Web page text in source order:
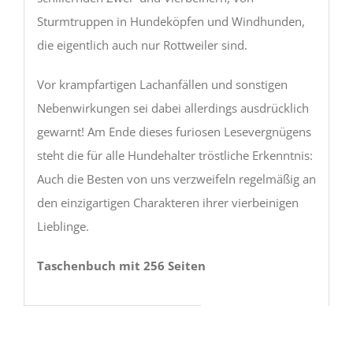
Sturmtruppen in Hundeköpfen und Windhunden,
die eigentlich auch nur Rottweiler sind.
Vor krampfartigen Lachanfällen und sonstigen
Nebenwirkungen sei dabei allerdings ausdrücklich
gewarnt! Am Ende dieses furiosen Lesevergnügens
steht die für alle Hundehalter tröstliche Erkenntnis:
Auch die Besten von uns verzweifeln regelmäßig an
den einzigartigen Charakteren ihrer vierbeinigen
Lieblinge.
Taschenbuch mit 256 Seiten